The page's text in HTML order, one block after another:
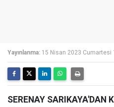
Yayınlanma: 15 Nisan 2023 Cumartesi
SERENAY SARIKAYA'DAN